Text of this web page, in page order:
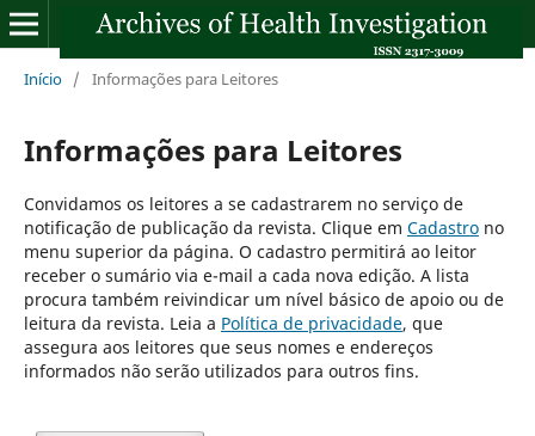
Início / Informações para Leitores
Informações para Leitores
Convidamos os leitores a se cadastrarem no serviço de
notificação de publicação da revista. Clique em Cadastrono
menu superior da página. O cadastro permitirá ao leitor
receber o sumário via e-mail a cada nova edição. A lista
procura também reivindicar um nível básico de apoio ou de
leitura da revista. Leia a Política de privacidade, que
assegura aos leitores que seus nomes e endereços
informados não serão utilizados para outros fins.